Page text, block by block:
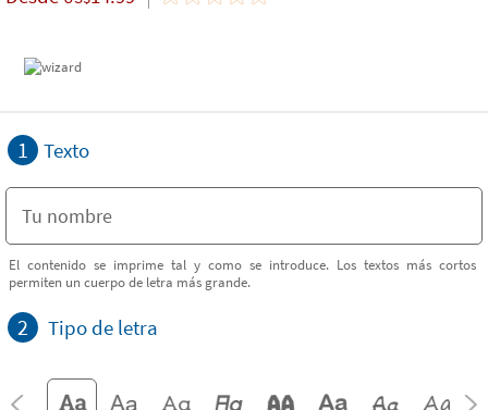
1 Texto
El contenido se imprime tal y como se introduce. Los textos más cortos
permiten un cuerpo de letra más grande.
2 Tipo de letra